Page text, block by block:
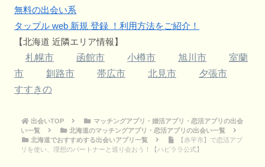
無料の出会い系
タップル web 新規 登録 ！利用方法をご紹介！
【北海道 近隣エリア情報】
札幌市
函館市 小樽市 旭川市
室蘭
市
釧路市 帯広市 北見市
夕張市
すすきの
出会いTOP
マッチングアプリ・婚活アプリ・恋活アプリの出会
い一覧
北海道のマッチングアプリ・恋活アプリの出会い一覧
北海道でおすすめする出会いアプリ一覧
【赤平市】で恋活アプ
リを使い、理想のパートナーと巡り会おう！【ハピララ公式】